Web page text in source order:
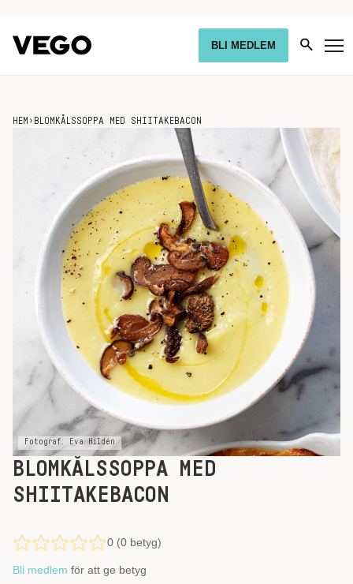
BLI MEDLEM
HEM › BLOMKÅLSSOPPA MED SHIITAKEBACON
Fotograf: Eva Hildén
BLOMKÅLSSOPPA MED
SHIITAKEBACON
0 (0 betyg)
Bli medlem för att ge betyg